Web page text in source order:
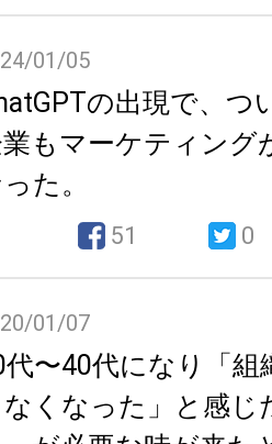
01/05
の出現で、つ
もマーケティング
た。
51 0
01/07
代〜40代になり「組
なくなった」と感じ